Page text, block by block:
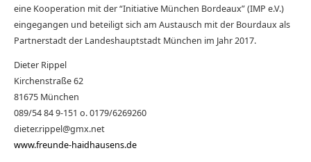
eine Kooperation mit der “Initiative München Bordeaux” (IMP e.V.)
eingegangen und beteiligt sich am Austausch mit der Bourdaux als
Partnerstadt der Landeshauptstadt München im Jahr 2017.
Dieter Rippel
Kirchenstraße 62
81675 München
089/54 84 9-151 o. 0179/6269260
dieter.rippel@gmx.net
www.freunde-haidhausens.de